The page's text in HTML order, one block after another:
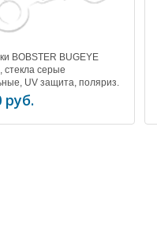
BOBSTER BUGEYE
стекла серые
UV защита, поляриз.
руб.